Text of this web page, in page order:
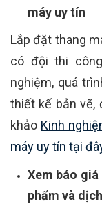
máy uy tín
Lắp đặt thang
có đội thi
nghiệm, quá
thiết kế bản vẽ,
khảo Kinh
máy uy tín tại
Xem báo
phẩm và